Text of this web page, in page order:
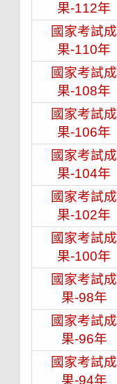
果-112年
國家考試成
果-110年
國家考試成
果-108年
國家考試成
果-106年
國家考試成
果-104年
國家考試成
果-102年
國家考試成
果-100年
國家考試成
果-98年
國家考試成
果-96年
國家考試成
果-94年